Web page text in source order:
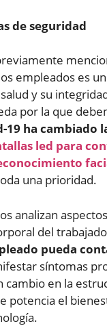
de seguridad
empleados es
y su
por la que
19 ha cambiado
led para
una prioridad.
analizan
del
pueda
síntomas
cambio en la
potencia el